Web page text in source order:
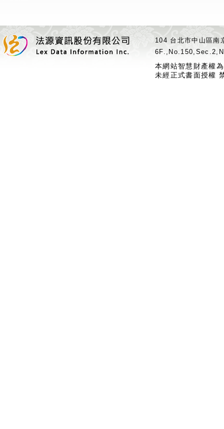
104 台北市中山區
本網站智慧財產權
未經正式書面授權